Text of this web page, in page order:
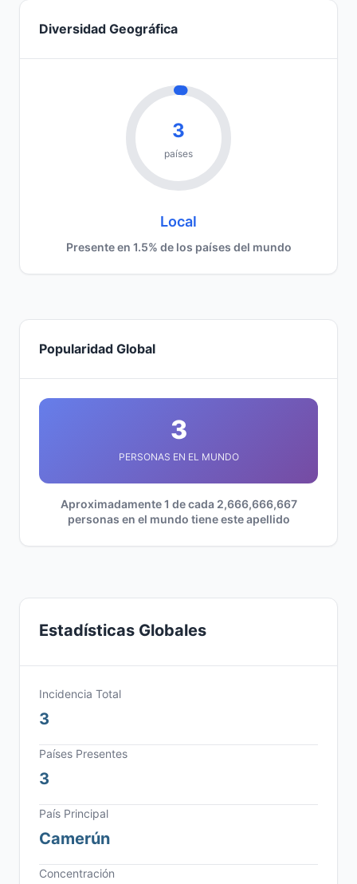
Diversidad Geográfica
3
países
Local
Presente en 1.5% de los países del mundo
Popularidad Global
3
PERSONAS EN EL MUNDO
Aproximadamente 1 de cada 2,666,666,667
personas en el mundo tiene este apellido
Estadísticas Globales
Incidencia Total
3
Países Presentes
3
País Principal
Camerún
Concentración